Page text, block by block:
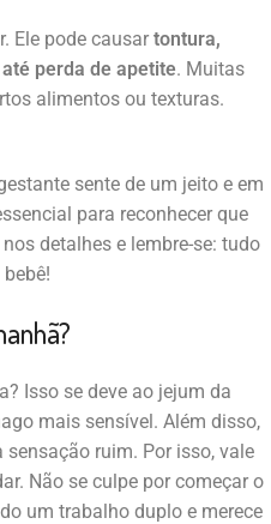
Ele pode causartontura,
perda de apetite. Muitas
alimentos ou texturas.
sente de um jeito e em
para reconhecer que
detalhes e lembre-se: tudo
Isso se deve ao jejum da
mais sensível. Além disso,
ruim. Por isso, vale
Não se culpe por começar o
um trabalho duplo e merece